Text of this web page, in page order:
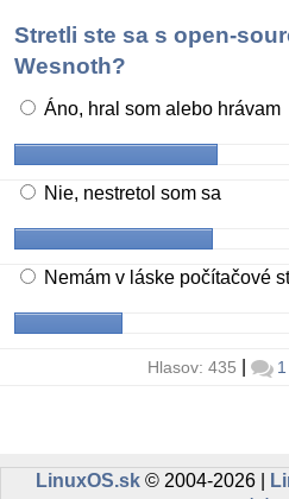
Stretli ste sa s open-
Wesnoth?
Áno, hral som alebo hrávam
Nie, nestretol som sa
Nemám v láske počítačové
Hlasov: 435 1
LinuxOS.sk© 2004-2026 |